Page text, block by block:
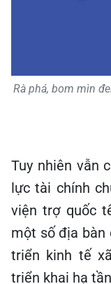
Rà phá, bom mìn
Tuy nhiên vẫn
lực tài chính
viện trợ quốc
một số địa bàn
triển kinh tế
triển khai hạ